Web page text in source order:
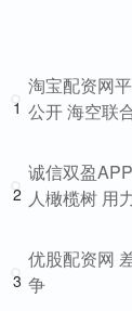
1
淘宝配资网
公开 海空联
2
诚信双盈
人橄榄树 用
3
优股配资网
争